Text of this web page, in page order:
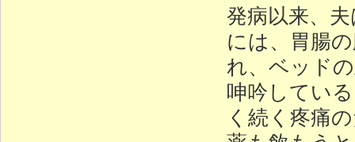
発病以来、
には、胃腸
れ、ベッド
呻吟してい
く続く疼痛